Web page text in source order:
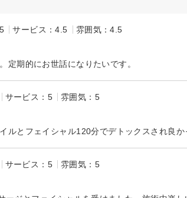
サービス：4.5 雰囲気：4.5
定期的にお世話になりたいです。
サービス：5 雰囲気：5
サービス：5 雰囲気：5